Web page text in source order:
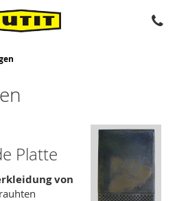
Platte
von